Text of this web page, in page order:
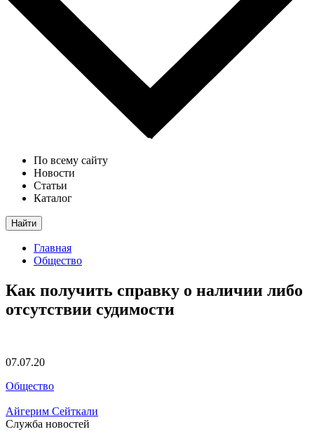
По всему сайту
Новости
Статьи
Каталог
Найти
Главная
Общество
Как получить справку о наличии либо
отсутствии судимости
07.07.20
Общество
Айгерим Сейткали
Служба новостей